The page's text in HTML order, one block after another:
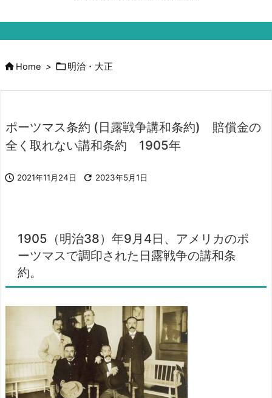
 Home > 明治・大正
ポーツマス条約 (日露戦争講和条約) 賠償金の
全く取れない講和条約 1905年
 2021年11月24日  2023年5月1日
1905（明治38）年9月4日、アメリカのポ
ーツマスで調印された日露戦争の講和条
約。